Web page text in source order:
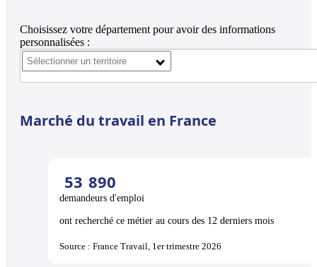
Choisissez votre département pour avoir des informations
personnalisées :
Marché du travail en France
53 890
demandeurs d'emploi
ont recherché ce métier au cours des 12 derniers mois
Source : France Travail, 1er trimestre 2026